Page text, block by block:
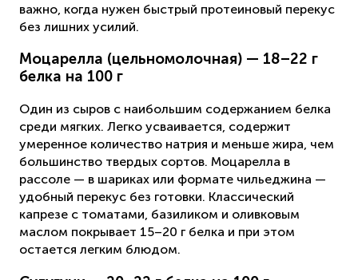
важно, когда нужен быстрый протеиновый перекус
без лишних усилий.
Моцарелла (цельномолочная) — 18–22 г
белка на 100 г
Один из сыров с наибольшим содержанием белка
среди мягких. Легко усваивается, содержит
умеренное количество натрия и меньше жира, чем
большинство твердых сортов. Моцарелла в
рассоле — в шариках или формате чильеджина —
удобный перекус без готовки. Классический
капрезе с томатами, базиликом и оливковым
маслом покрывает 15–20 г белка и при этом
остается легким блюдом.